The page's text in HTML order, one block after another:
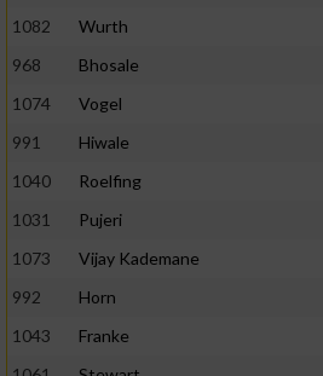
1082
Wurth
968
Bhosale
1074
Vogel
991
Hiwale
1040
Roelfing
1031
Pujeri
1073
Vijay Kademane
992
Horn
1043
Franke